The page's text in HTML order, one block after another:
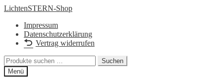
Zur
springen
Zum
springen
LichtenSTERN-Shop
Impressum
Datenschutzerklärung
Vertrag widerrufen
Suchen
nach:
Suchen
Menü